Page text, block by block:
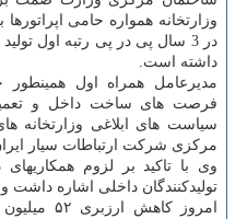
وزارتخانه همواره حامی
در 3 سال پی در پی رتبه اول
داشته است.
مدیرعامل همراه اول همینطور
فرصت های ساخت داخل و
سیاست های ابلاغی وزارتخانه
مركزی شركت ارتباطات سیار
وی با تاكید بر لزوم همكاریهای
تولیدكنندگان داخلی اشاره داشت
امروز